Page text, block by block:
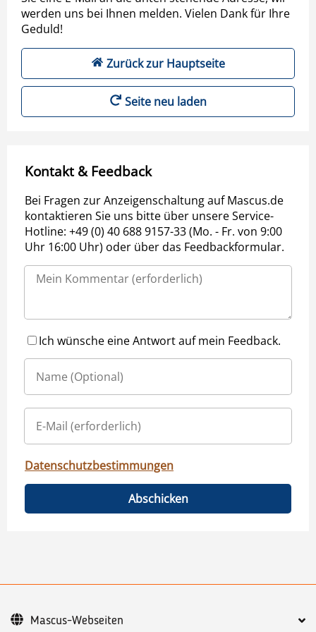
werden uns bei Ihnen melden. Vielen Dank für Ihre
Geduld!
Zurück zur Hauptseite
Seite neu laden
Kontakt & Feedback
Bei Fragen zur Anzeigenschaltung auf Mascus.de
kontaktieren Sie uns bitte über unsere Service-
Hotline: +49 (0) 40 688 9157-33 (Mo. - Fr. von 9:00
Uhr 16:00 Uhr) oder über das Feedbackformular.
Ich wünsche eine Antwort auf mein Feedback.
Datenschutzbestimmungen
Abschicken
Mascus-Webseiten